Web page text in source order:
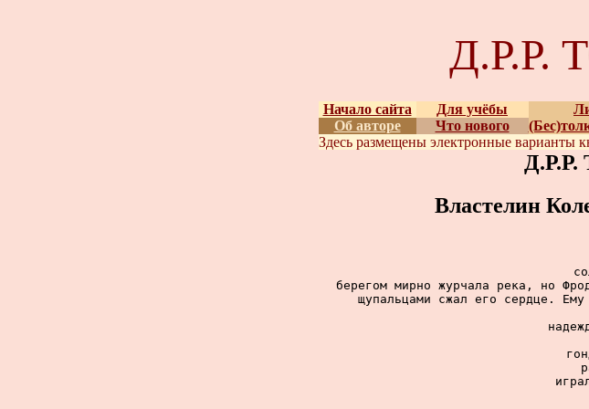
Д.Р.Р.
Начало сайта Для учёбы
Об авторе
Что нового
Здесь размещены электронные варианты
Властелин
берегом мирно журчала река, но
щупальцами сжал его сердце.